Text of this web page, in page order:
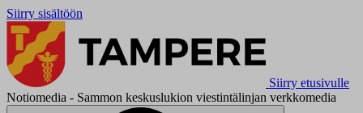
Siirry sisältöön
Siirry etusivulle
Notiomedia - Sammon keskuslukion viestintälinjan verkkomedia